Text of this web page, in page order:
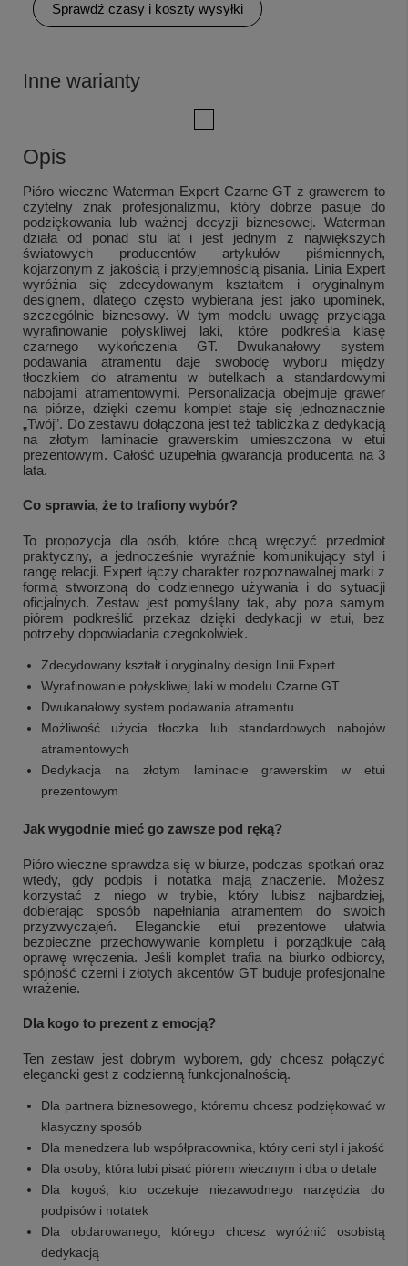
Sprawdź czasy i koszty wysyłki
Inne warianty
Opis
Pióro wieczne Waterman Expert Czarne GT z grawerem to
czytelny znak profesjonalizmu, który dobrze pasuje do
podziękowania lub ważnej decyzji biznesowej. Waterman
działa od ponad stu lat i jest jednym z największych
światowych producentów artykułów piśmiennych,
kojarzonym z jakością i przyjemnością pisania. Linia Expert
wyróżnia się zdecydowanym kształtem i oryginalnym
designem, dlatego często wybierana jest jako upominek,
szczególnie biznesowy. W tym modelu uwagę przyciąga
wyrafinowanie połyskliwej laki, które podkreśla klasę
czarnego wykończenia GT. Dwukanałowy system
podawania atramentu daje swobodę wyboru między
tłoczkiem do atramentu w butelkach a standardowymi
nabojami atramentowymi. Personalizacja obejmuje grawer
na piórze, dzięki czemu komplet staje się jednoznacznie
„Twój”. Do zestawu dołączona jest też tabliczka z dedykacją
na złotym laminacie grawerskim umieszczona w etui
prezentowym. Całość uzupełnia gwarancja producenta na 3
lata.
Co sprawia, że to trafiony wybór?
To propozycja dla osób, które chcą wręczyć przedmiot
praktyczny, a jednocześnie wyraźnie komunikujący styl i
rangę relacji. Expert łączy charakter rozpoznawalnej marki z
formą stworzoną do codziennego używania i do sytuacji
oficjalnych. Zestaw jest pomyślany tak, aby poza samym
piórem podkreślić przekaz dzięki dedykacji w etui, bez
potrzeby dopowiadania czegokolwiek.
Zdecydowany kształt i oryginalny design linii Expert
Wyrafinowanie połyskliwej laki w modelu Czarne GT
Dwukanałowy system podawania atramentu
Możliwość użycia tłoczka lub standardowych nabojów
atramentowych
Dedykacja na złotym laminacie grawerskim w etui
prezentowym
Jak wygodnie mieć go zawsze pod ręką?
Pióro wieczne sprawdza się w biurze, podczas spotkań oraz
wtedy, gdy podpis i notatka mają znaczenie. Możesz
korzystać z niego w trybie, który lubisz najbardziej,
dobierając sposób napełniania atramentem do swoich
przyzwyczajeń. Eleganckie etui prezentowe ułatwia
bezpieczne przechowywanie kompletu i porządkuje całą
oprawę wręczenia. Jeśli komplet trafia na biurko odbiorcy,
spójność czerni i złotych akcentów GT buduje profesjonalne
wrażenie.
Dla kogo to prezent z emocją?
Ten zestaw jest dobrym wyborem, gdy chcesz połączyć
elegancki gest z codzienną funkcjonalnością.
Dla partnera biznesowego, któremu chcesz podziękować w
klasyczny sposób
Dla menedżera lub współpracownika, który ceni styl i jakość
Dla osoby, która lubi pisać piórem wiecznym i dba o detale
Dla kogoś, kto oczekuje niezawodnego narzędzia do
podpisów i notatek
Dla obdarowanego, którego chcesz wyróżnić osobistą
dedykacją